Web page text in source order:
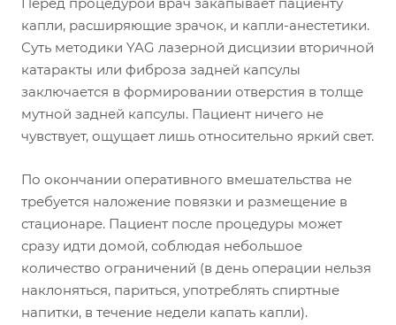
капли, расширяющие зрачок, и капли-анестетики.
Суть методики YAG лазерной дисцизии вторичной
катаракты или фиброза задней капсулы
заключается в формировании отверстия в толще
мутной задней капсулы. Пациент ничего не
чувствует, ощущает лишь относительно яркий свет.
По окончании оперативного вмешательства не
требуется наложение повязки и размещение в
стационаре. Пациент после процедуры может
сразу идти домой, соблюдая небольшое
количество ограничений (в день операции нельзя
наклоняться, париться, употреблять спиртные
напитки, в течение недели капать капли).